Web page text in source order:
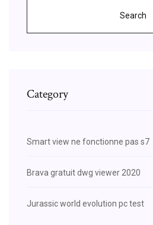
Search
Category
Smart view ne fonctionne pas s7
Brava gratuit dwg viewer 2020
Jurassic world evolution pc test